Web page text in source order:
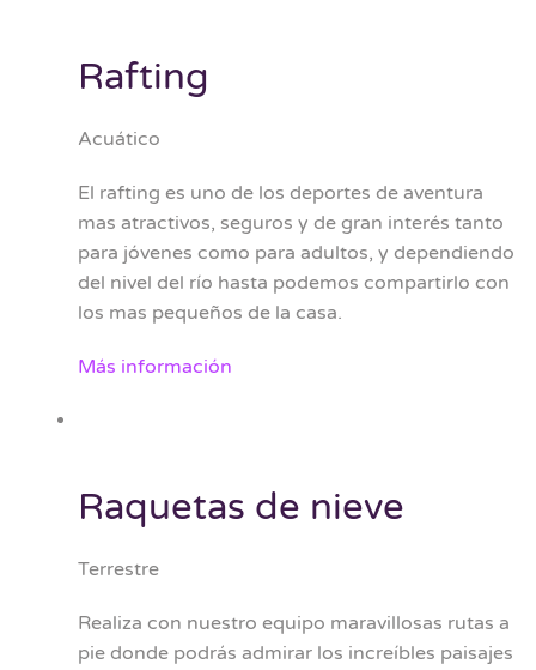
Rafting
Acuático
El rafting es uno de los deportes de aventura
mas atractivos, seguros y de gran interés tanto
para jóvenes como para adultos, y dependiendo
del nivel del río hasta podemos compartirlo con
los mas pequeños de la casa.
Más información
Raquetas de nieve
Terrestre
Realiza con nuestro equipo maravillosas rutas a
pie donde podrás admirar los increíbles paisajes